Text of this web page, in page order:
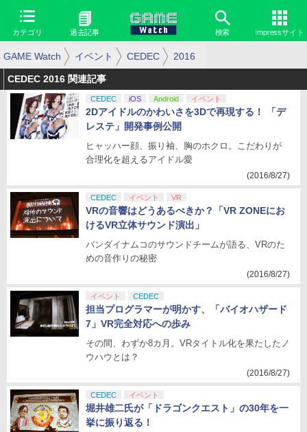
カテゴリ 過去記事 検索 Impressサイト
GAME Watch イベント CEDEC 2016
CEDEC 2016 関連記事
CEDEC iOS Android イベント
2Dアイドルのかわいさを3Dで再現する！ 「デ
レステ」開発事例公開
ヒャッハー顔、振り袖、胸のホクロ。こだわりが
合理化を超えるアイドル愛
(2016/8/27)
CEDEC イベント VR
VRの音響はどうあるべきか？「VR ZONEにお
けるVR立体サウンド演出」
バンダイナムコのサウンドチームが語る、VRのた
めの音作りの秘密
(2016/8/27)
イベント CEDEC
担当プログラマーが明かす、「バイオハザード
7」VR完全対応への歩み
その間、わずか8カ月。VRタイトル化を果たしたノ
ウハウとは？
(2016/8/27)
CEDEC イベント
堀井雄二氏が「ドラゴンクエスト」の30年を一
挙に振り返る！